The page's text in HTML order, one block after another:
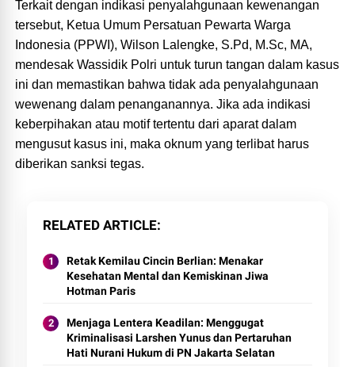
Terkait dengan indikasi penyalahgunaan kewenangan
tersebut, Ketua Umum Persatuan Pewarta Warga
Indonesia (PPWI), Wilson Lalengke, S.Pd, M.Sc, MA,
mendesak Wassidik Polri untuk turun tangan dalam kasus
ini dan memastikan bahwa tidak ada penyalahgunaan
wewenang dalam penanganannya. Jika ada indikasi
keberpihakan atau motif tertentu dari aparat dalam
mengusut kasus ini, maka oknum yang terlibat harus
diberikan sanksi tegas.
RELATED ARTICLE
Retak Kemilau Cincin Berlian: Menakar
Kesehatan Mental dan Kemiskinan Jiwa
Hotman Paris
Menjaga Lentera Keadilan: Menggugat
Kriminalisasi Larshen Yunus dan Pertaruhan
Hati Nurani Hukum di PN Jakarta Selatan